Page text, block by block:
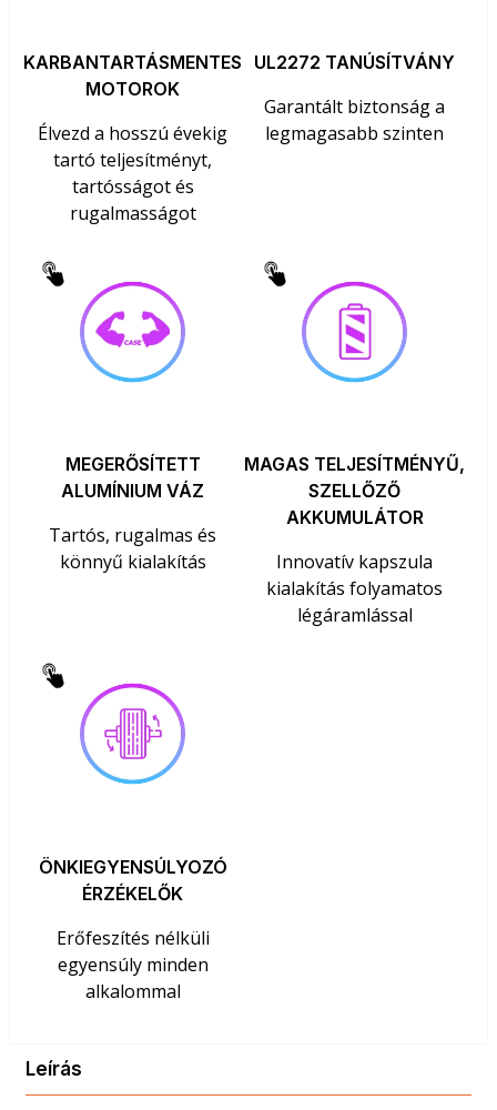
KARBANTARTÁSMENTES
MOTOROK
Élvezd a hosszú évekig
tartó teljesítményt,
tartósságot és
rugalmasságot
UL2272 TANÚSÍTVÁNY
Garantált biztonság a
legmagasabb szinten
MEGERŐSÍTETT
ALUMÍNIUM VÁZ
Tartós, rugalmas és
könnyű kialakítás
MAGAS TELJESÍTMÉNYŰ,
SZELLŐZŐ
AKKUMULÁTOR
Innovatív kapszula
kialakítás folyamatos
légáramlással
ÖNKIEGYENSÚLYOZÓ
ÉRZÉKELŐK
Erőfeszítés nélküli
egyensúly minden
alkalommal
Leírás